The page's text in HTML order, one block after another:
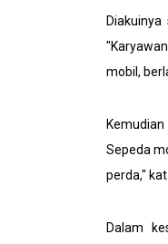
mobil,
Sepeda
perda,"
Dalam